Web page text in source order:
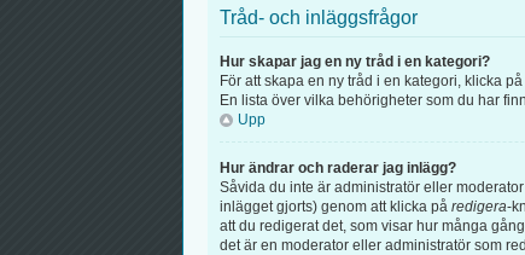
Tråd- och inläggsfrågor
Hur skapar jag en ny tråd i en kategori?
För att skapa en ny tråd i en kategori, klicka
En lista över vilka behörigheter som du har
Upp
Hur ändrar och raderar jag inlägg?
Såvida du inte är administratör eller
inlägget gjorts) genom att klicka på redigera-
att du redigerat det, som visar hur många
det är en moderator eller administratör som